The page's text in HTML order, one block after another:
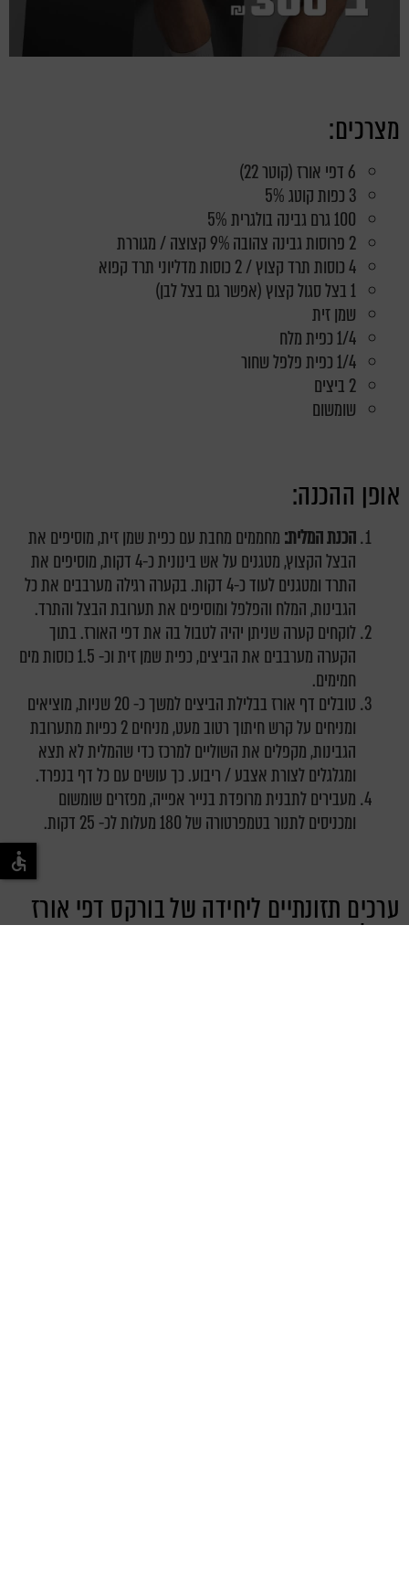
מצרכים:
6 דפי אורז (קוטר 22)
3 כפות קוטג 5%
100 גרם גבינה בולגרית 5%
2 פרוסות גבינה צהובה 9% קצוצה / מגוררת
4 כוסות תרד קצוץ / 2 כוסות מדליוני תרד קפוא
1 בצל סגול קצוץ (אפשר גם בצל לבן)
שמן זית
1/4 כפית מלח
1/4 כפית פלפל שחור
2 ביצים
שומשום
אופן ההכנה:
הכנת המלית: מחממים מחבת עם כפית שמן זית, מוסיפים את
הבצל הקצוץ, מטגנים על אש בינונית כ-4 דקות, מוסיפים את
התרד ומטגנים לעוד כ-4 דקות. בקערה רגילה מערבבים את כל
הגבינות, המלח והפלפל ומוסיפים את תערובת הבצל והתרד.
לוקחים קערה שניתן יהיה לטבול בה את דפי האורז. בתוך
הקערה מערבבים את הביצים, כפית שמן זית וכ- 1.5 כוסות מים
חמימים.
טובלים דף אורז בבלילת הביצים למשך כ- 20 שניות, מוציאים
ומניחים על קרש חיתוך רטוב מעט, מניחים 2 כפיות מתערובת
הגבינות, מקפלים את השוליים למרכז כדי שהמלית לא תצא
ומגלגלים לצורת אצבע / ריבוע. כך עושים עם כל דף בנפרד.
מעבירים לתבנית מרופדת בנייר אפייה, מפזרים שומשום
ומכניסים לתנור בטמפרטורה של 180 מעלות לכ- 25 דקות.
ערכים תזונתיים ליחידה של בורקס דפי אורז
במילוי תרד: